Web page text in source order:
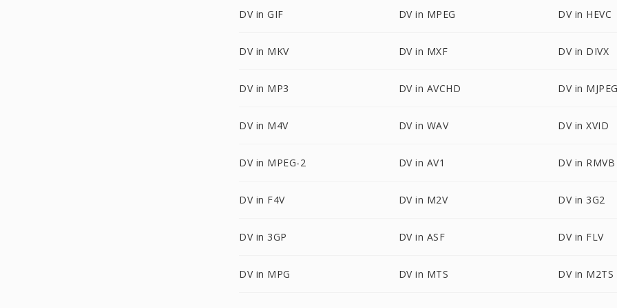
DV in GIF DV in MPEG DV in HEVC
DV in MKV DV in MXF DV in DIVX
DV in MP3 DV in AVCHD DV in
DV in M4V DV in WAV DV in XVID
DV in MPEG-2 DV in AV1 DV in RMVB
DV in F4V DV in M2V DV in 3G2
DV in 3GP DV in ASF DV in FLV
DV in MPG DV in MTS DV in M2TS